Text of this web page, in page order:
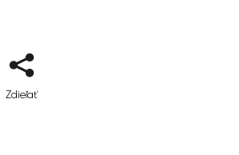
Zdieľať